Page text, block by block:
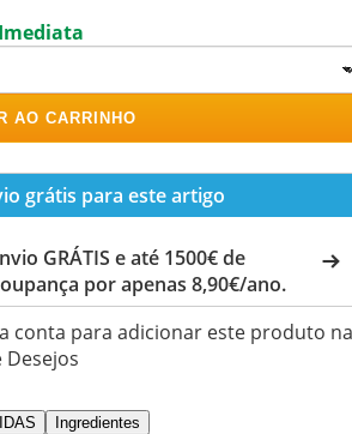
AO CARRINHO
grátis para este artigo
GRÁTIS e até 1500€ de
por apenas 8,90€/ano.
conta para adicionar este produto na
Desejos
Ingredientes